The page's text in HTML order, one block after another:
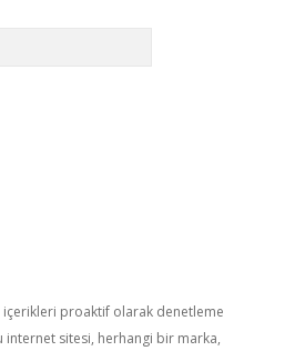
içerikleri proaktif olarak denetleme
internet sitesi, herhangi bir marka,